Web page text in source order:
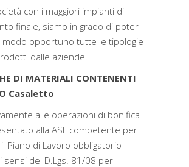
con i maggiori impianti di
finale, siamo in grado di poter
modo opportuno tutte le tipologie
dalle aziende.
DI MATERIALI CONTENENTI
Casaletto
alle operazioni di bonifica
alla ASL competente per
Piano di Lavoro obbligatorio
sensi del D.Lgs. 81/08 per